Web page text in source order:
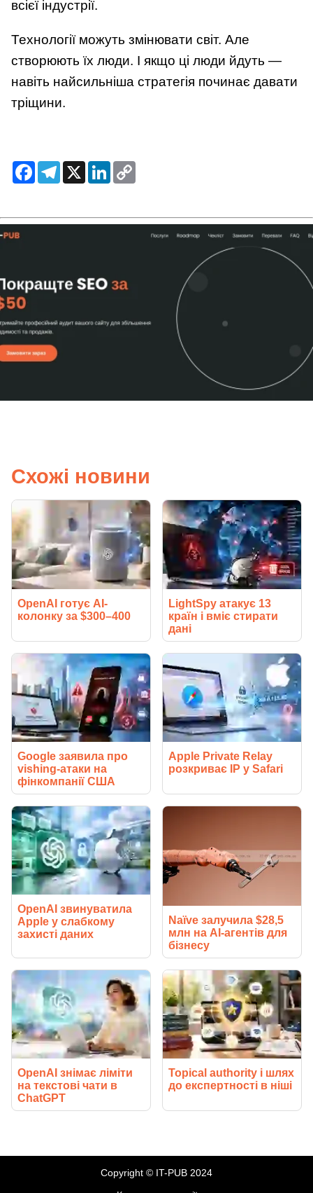
всієї індустрії.
Технології можуть змінювати світ. Але
створюють їх люди. І якщо ці люди йдуть —
навіть найсильніша стратегія починає давати
тріщини.
FacebookTelegram
X LinkedIn
Схожі новини
OpenAI готує AI-
колонку за $300–400
LightSpy атакує 13
країн і вміє стирати
дані
Google заявила про
vishing-атаки на
фінкомпанії США
Apple Private Relay
розкриває IP у Safari
OpenAI звинуватила
Apple у слабкому
захисті даних
Naïve залучила $28,5
млн на AI-агентів для
бізнесу
OpenAI знімає ліміти
на текстові чати в
ChatGPT
Topical authority і шлях
до експертності в ніші
Copyright © IT-PUB 2024